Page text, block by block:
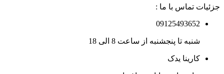
جزئیات تماس با ما :
09125493652
شنبه تا پنجشنبه از ساعت 8 الی 18
کارینا یدک